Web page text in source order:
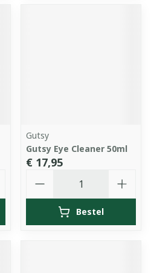
Gutsy
Gutsy Eye Cleaner 50ml
€ 17,95
Bestel